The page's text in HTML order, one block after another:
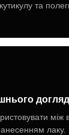
та
між
лаку.